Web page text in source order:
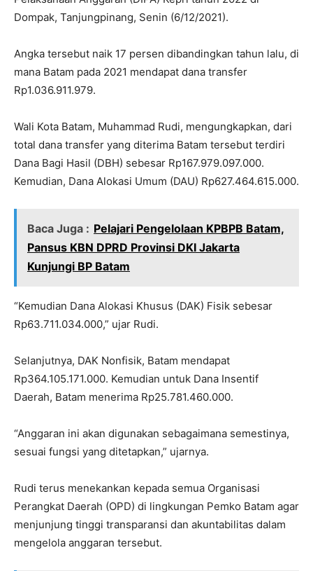
Dompak, Tanjungpinang, Senin (6/12/2021).
Angka tersebut naik 17 persen dibandingkan tahun lalu, di
mana Batam pada 2021 mendapat dana transfer
Rp1.036.911.979.
Wali Kota Batam, Muhammad Rudi, mengungkapkan, dari
total dana transfer yang diterima Batam tersebut terdiri
Dana Bagi Hasil (DBH) sebesar Rp167.979.097.000.
Kemudian, Dana Alokasi Umum (DAU) Rp627.464.615.000.
Baca Juga : Pelajari Pengelolaan KPBPB Batam,
Pansus KBN DPRD Provinsi DKI Jakarta
Kunjungi BP Batam
“Kemudian Dana Alokasi Khusus (DAK) Fisik sebesar
Rp63.711.034.000,” ujar Rudi.
Selanjutnya, DAK Nonfisik, Batam mendapat
Rp364.105.171.000. Kemudian untuk Dana Insentif
Daerah, Batam menerima Rp25.781.460.000.
“Anggaran ini akan digunakan sebagaimana semestinya,
sesuai fungsi yang ditetapkan,” ujarnya.
Rudi terus menekankan kepada semua Organisasi
Perangkat Daerah (OPD) di lingkungan Pemko Batam agar
menjunjung tinggi transparansi dan akuntabilitas dalam
mengelola anggaran tersebut.